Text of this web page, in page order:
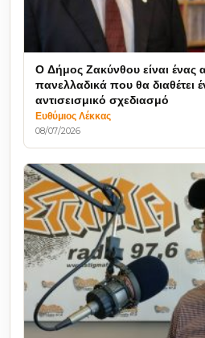
Ο Δήμος Ζακύνθου είναι
πανελλαδικά που θα διαθέτει
αντισεισμικό σχεδιασμό
Ευθύμιος Λέκκας
08/07/2026